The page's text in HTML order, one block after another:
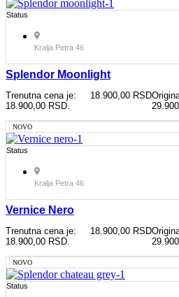
Status
Kralja Petra 46
Splendor Moonlight
18.900,00 RSD
Trenutna cena je:
18.900,00 RSD.
NOVO
Status
Kralja Petra 46
Vernice Nero
18.900,00 RSD
Trenutna cena je:
18.900,00 RSD.
NOVO
Status